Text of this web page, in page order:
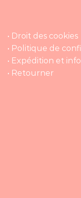
• Droit des cookies
• Politique de
• Expédition et
• Retourner